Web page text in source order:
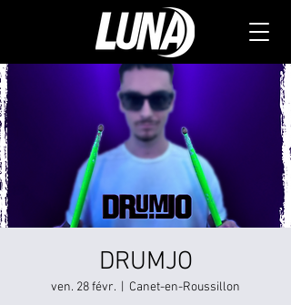
DRUMJO
ven. 28 févr. Canet-en-Roussillon